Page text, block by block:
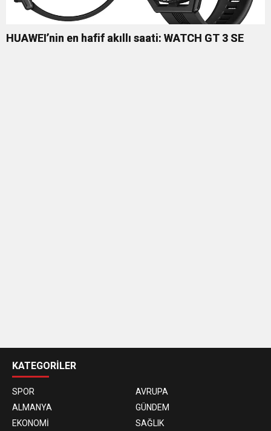
HUAWEI’nin en hafif akıllı saati: WATCH GT 3 SE
siteleri
KATEGORİLER
SPOR
AVRUPA
ALMANYA
GÜNDEM
EKONOMİ
SAĞLIK